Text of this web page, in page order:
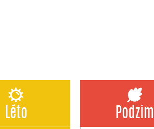
Léto Podzim